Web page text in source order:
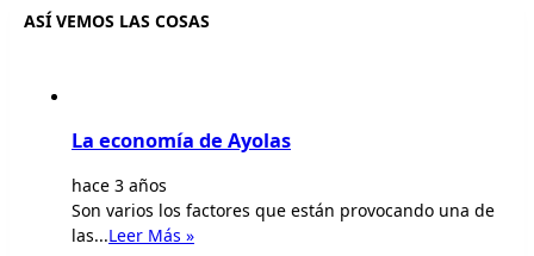
ASÍ VEMOS LAS COSAS
La economía de Ayolas
hace 3 años
Son varios los factores que están provocando una de
las...Leer Más »